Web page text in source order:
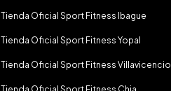
Tienda Oficial Sport Fitness Ibague
Tienda Oficial Sport Fitness Yopal
Tienda Oficial Sport Fitness Villavicencio